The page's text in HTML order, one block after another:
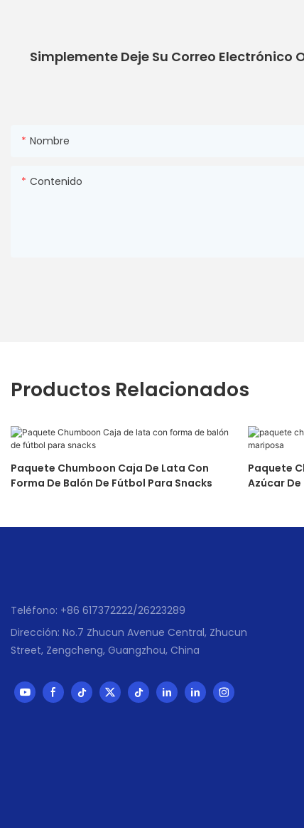
Simplemente Deje Su Correo Electrónico
Nombre
Contenido
Productos Relacionados
Paquete Chumboon Caja De Lata Con
Forma De Balón De Fútbol Para Snacks
Paquete
Azúcar
Teléfono: +86 617372222/26223289
Dirección: No.7 Zhucun Avenue Central, Zhucun
Street, Zengcheng, Guangzhou, China